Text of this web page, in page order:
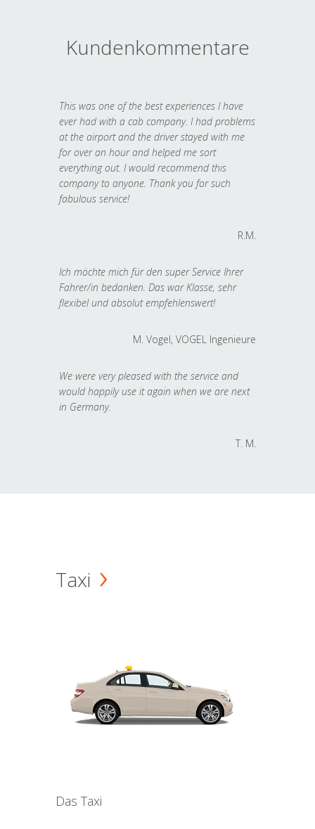
Kundenkommentare
This was one of the best experiences I have
ever had with a cab company. I had problems
at the airport and the driver stayed with me
for over an hour and helped me sort
everything out. I would recommend this
company to anyone. Thank you for such
fabulous service!
R.M.
Ich möchte mich für den super Service Ihrer
Fahrer/in bedanken. Das war Klasse, sehr
flexibel und absolut empfehlenswert!
M. Vogel, VOGEL Ingenieure
We were very pleased with the service and
would happily use it again when we are next
in Germany.
T. M.
Taxi
Das Taxi